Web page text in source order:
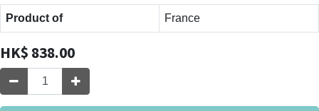
Product of France
HK$ 838.00